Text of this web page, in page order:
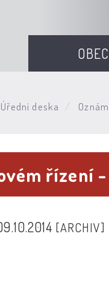
OBEC
Úřední deska
řízení -
[ARCHIV]